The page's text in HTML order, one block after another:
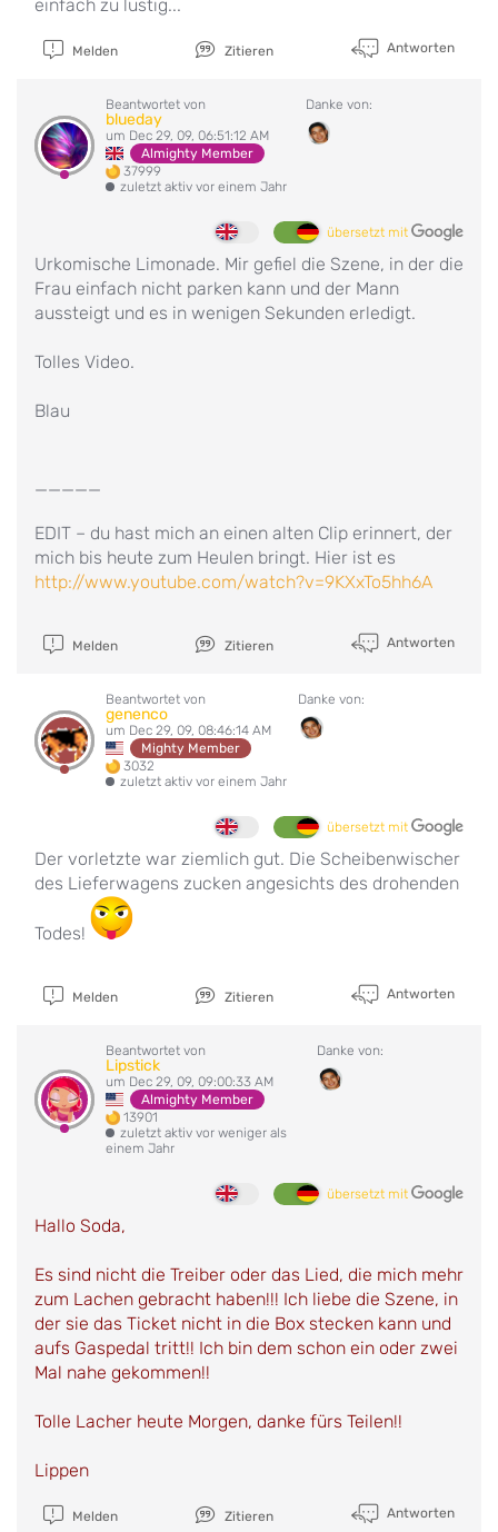
einfach zu lustig...
Melden Zitieren Antworten
Beantwortet von
blueday
um Dec 29, 09, 06:51:12 AM
Almighty Member
37999
zuletzt aktiv vor einem Jahr
Danke von:
übersetzt mit
Urkomische Limonade. Mir gefiel die Szene, in der die
Frau einfach nicht parken kann und der Mann
aussteigt und es in wenigen Sekunden erledigt.
Tolles Video.
Blau
_____
EDIT – du hast mich an einen alten Clip erinnert, der
mich bis heute zum Heulen bringt. Hier ist es
http://www.youtube.com/watch?v=9KXxTo5hh6A
Melden Zitieren Antworten
Beantwortet von
genenco
um Dec 29, 09, 08:46:14 AM
Mighty Member
3032
zuletzt aktiv vor einem Jahr
Danke von:
übersetzt mit
Der vorletzte war ziemlich gut. Die Scheibenwischer
des Lieferwagens zucken angesichts des drohenden
Todes!
Melden Zitieren Antworten
Beantwortet von
Lipstick
um Dec 29, 09, 09:00:33 AM
Almighty Member
13901
zuletzt aktiv vor weniger als
einem Jahr
Danke von:
übersetzt mit
Hallo Soda,
Es sind nicht die Treiber oder das Lied, die mich mehr
zum Lachen gebracht haben!!! Ich liebe die Szene, in
der sie das Ticket nicht in die Box stecken kann und
aufs Gaspedal tritt!! Ich bin dem schon ein oder zwei
Mal nahe gekommen!!
Tolle Lacher heute Morgen, danke fürs Teilen!!
Lippen
Melden Zitieren Antworten